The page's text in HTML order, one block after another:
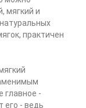
мягкий и
практичен
главное -
его - ведь